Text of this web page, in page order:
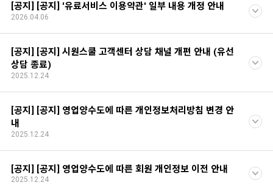
[공지] [공지] '유료서비스 이용약관' 일부 내용 개정 안내
2026.04.06
[공지] [공지] 시원스쿨 고객센터 상담 채널 개편 안내 (유선
상담 종료)
2025.12.24
[공지] [공지] 영업양수도에 따른 개인정보처리방침 변경 안
내
2025.12.24
[공지] [공지] 영업양수도에 따른 회원 개인정보 이전 안내
2025.12.24